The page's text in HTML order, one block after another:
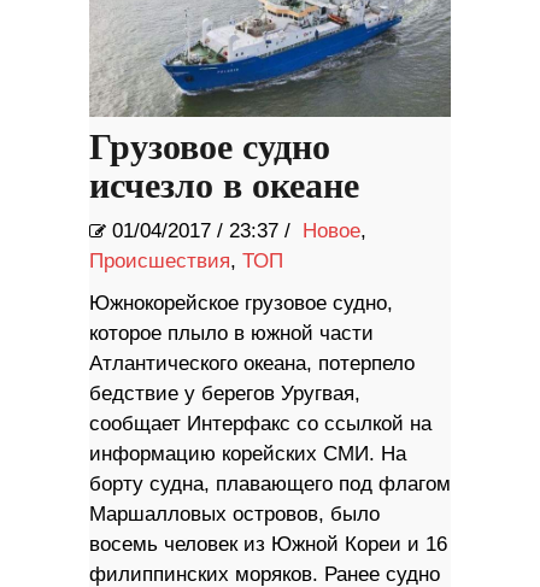
Грузовое судно
исчезло в океане
01/04/2017 / 23:37 / Новое,
Происшествия, ТОП
Южнокорейское грузовое судно,
которое плыло в южной части
Атлантического океана, потерпело
бедствие у берегов Уругвая,
сообщает Интерфакс со ссылкой на
информацию корейских СМИ. На
борту судна, плавающего под флагом
Маршалловых островов, было
восемь человек из Южной Кореи и 16
филиппинских моряков. Ранее судно